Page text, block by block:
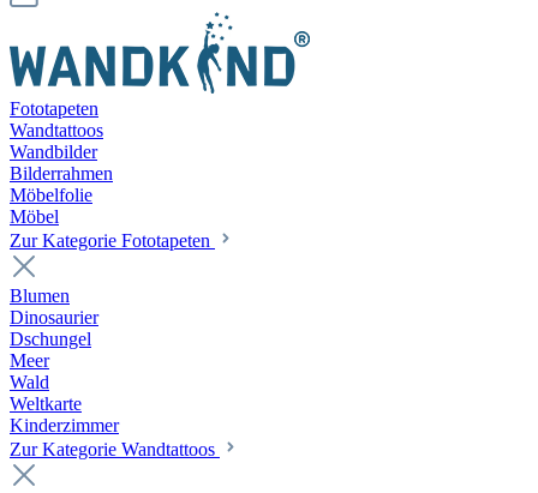
Fototapeten
Wandtattoos
Wandbilder
Bilderrahmen
Möbelfolie
Möbel
Zur Kategorie Fototapeten
Blumen
Dinosaurier
Dschungel
Meer
Wald
Weltkarte
Kinderzimmer
Zur Kategorie Wandtattoos